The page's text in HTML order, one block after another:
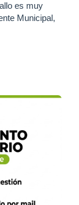
es muy
Municipal,